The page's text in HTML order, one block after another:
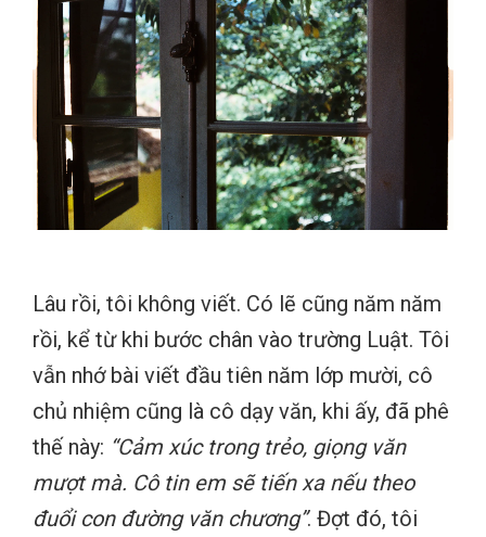
Lâu rồi, tôi không viết. Có lẽ cũng năm năm
rồi, kể từ khi bước chân vào trường Luật. Tôi
vẫn nhớ bài viết đầu tiên năm lớp mười, cô
chủ nhiệm cũng là cô dạy văn, khi ấy, đã phê
thế này: “Cảm xúc trong trẻo, giọng văn
mượt mà. Cô tin em sẽ tiến xa nếu theo
đuổi con đường văn chương”. Đợt đó, tôi